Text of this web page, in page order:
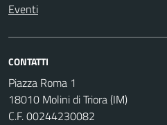
Eventi
CONTATTI
Piazza Roma 1
18010 Molini di Triora (IM)
C.F. 00244230082